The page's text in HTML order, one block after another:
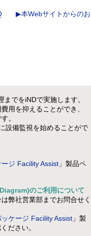
▶本Webサイトからのお
でをiNDで実施します。
用を抑えることができ、
。
設備監視を始めることがで
ジ Facility Assist 」製品ペ
のご利用について
弊社営業部までお問合せく
ケージ Facility Assist 」製
ださい。